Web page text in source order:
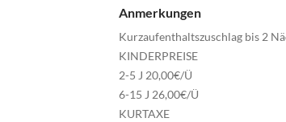
Anmerkungen
Kurzaufenthaltszuschlag bis 2
KINDERPREISE
2-5 J 20,00€/Ü
6-15 J 26,00€/Ü
KURTAXE